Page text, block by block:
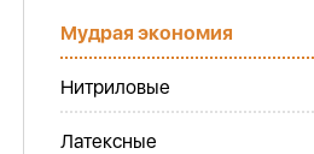
Мудрая экономия
Нитриловые
Латексные